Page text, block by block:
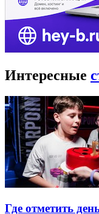
Интересные
Где отметить